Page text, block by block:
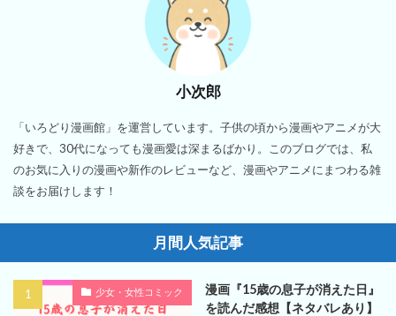
小次郎
「いろどり漫画館」を運営しています。子供の頃から漫画やアニメが大
好きで、30代になっても漫画愛は深まるばかり。このブログでは、私
のお気に入りの漫画や新作のレビューなど、漫画やアニメにまつわる雑
談をお届けします！
月間人気記事
少女・女性コミック
漫画『15歳の息子が消えた日』
を読んだ感想【ネタバレあり】